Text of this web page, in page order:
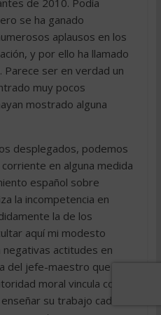
de 2010. Podía
se ha ganado
aplausos en los
y por ello ha llamado
Parece ser en verdad un
muy pocos
mostrado alguna
desplegados, podemos
en alguna medida
español sobre
la incompetencia en
la de los
aquí mi modesto
negativas actitudes en
del jefe-maestro que
moral vincula con el
su trabajo cada día